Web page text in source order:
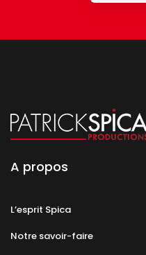
A propos
L’esprit Spica
Notre savoir-faire